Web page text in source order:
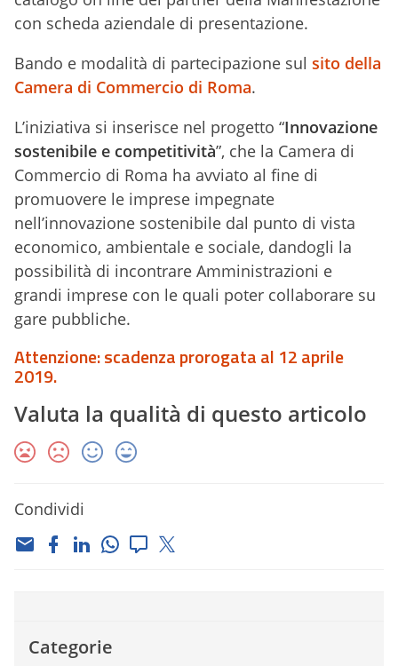
con scheda aziendale di presentazione.
Bando e modalità di partecipazione sul sito della
Camera di Commercio di Roma.
L’iniziativa si inserisce nel progetto “Innovazione
sostenibile e competitività”, che la Camera di
Commercio di Roma ha avviato al fine di
promuovere le imprese impegnate
nell’innovazione sostenibile dal punto di vista
economico, ambientale e sociale, dandogli la
possibilità di incontrare Amministrazioni e
grandi imprese con le quali poter collaborare su
gare pubbliche.
Attenzione: scadenza prorogata al 12 aprile
2019.
Valuta la qualità di questo articolo
Condividi
Categorie